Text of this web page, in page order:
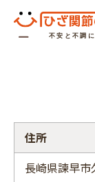
住所
長崎県諫早市